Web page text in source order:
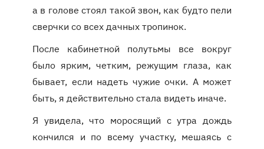
а в голове стоял такой звон, как будто пели
сверчки со всех дачных тропинок.
После кабинетной полутьмы все вокруг
было ярким, четким, режущим глаза, как
бывает, если надеть чужие очки. А может
быть, я действительно стала видеть иначе.
Я увидела, что моросящий с утра дождь
кончился и по всему участку, мешаясь с